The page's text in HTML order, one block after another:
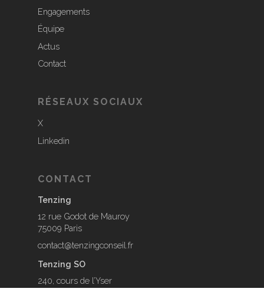
Engagements
Équipe
Actus
Contact
RÉSEAUX SOCIAUX
X
Linkedin
CONTACT
Tenzing
12 rue Godot de Mauroy
75009 Paris
contact@tenzingconseil.fr
Tenzing SO
240, cours de l’Yser